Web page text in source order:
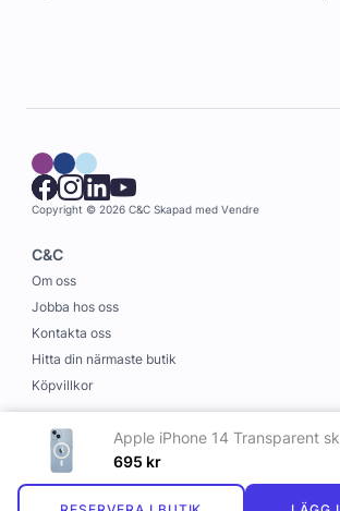
695 kr
Copyright © 2026 C&C Skapad med Vendre
C&C
Om oss
Jobba hos oss
Kontakta oss
Hitta din närmaste butik
Köpvillkor
Information
Leverans och betalning
Cookies